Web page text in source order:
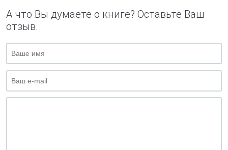
А что Вы думаете о книге? Оставьте Ваш
отзыв.